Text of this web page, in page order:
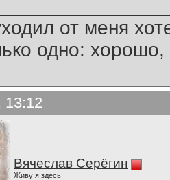
от меня
одно:
13:12
Вячеслав Серёгин
Живу я здесь